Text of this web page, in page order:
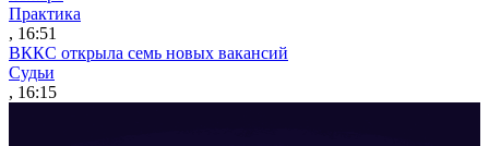
Практика
, 16:51
ВККС открыла семь новых вакансий
Судьи
, 16:15